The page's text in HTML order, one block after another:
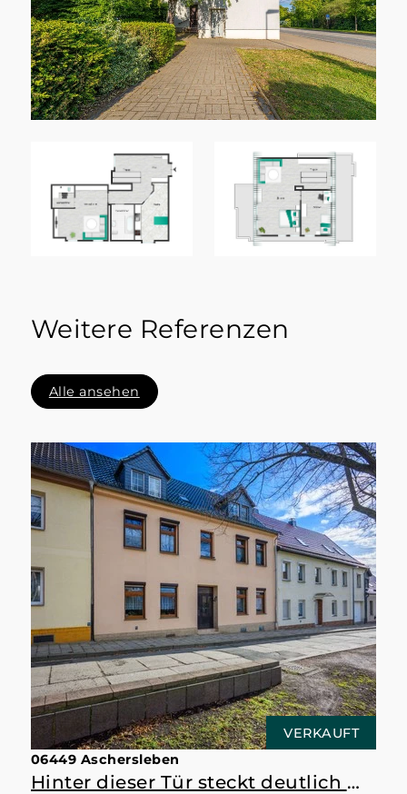
Weitere Referenzen
Alle ansehen
VERKAUFT
06449 Aschersleben
Hinter dieser Tür steckt deutlich mehr als erwartet